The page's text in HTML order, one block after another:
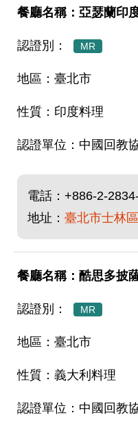
亞瑟蘭印
MR
臺北市
印度料理
中國回教
電話： +886-2-
地址： 臺北市士林
酷思多披
MR
臺北市
義大利料理
中國回教